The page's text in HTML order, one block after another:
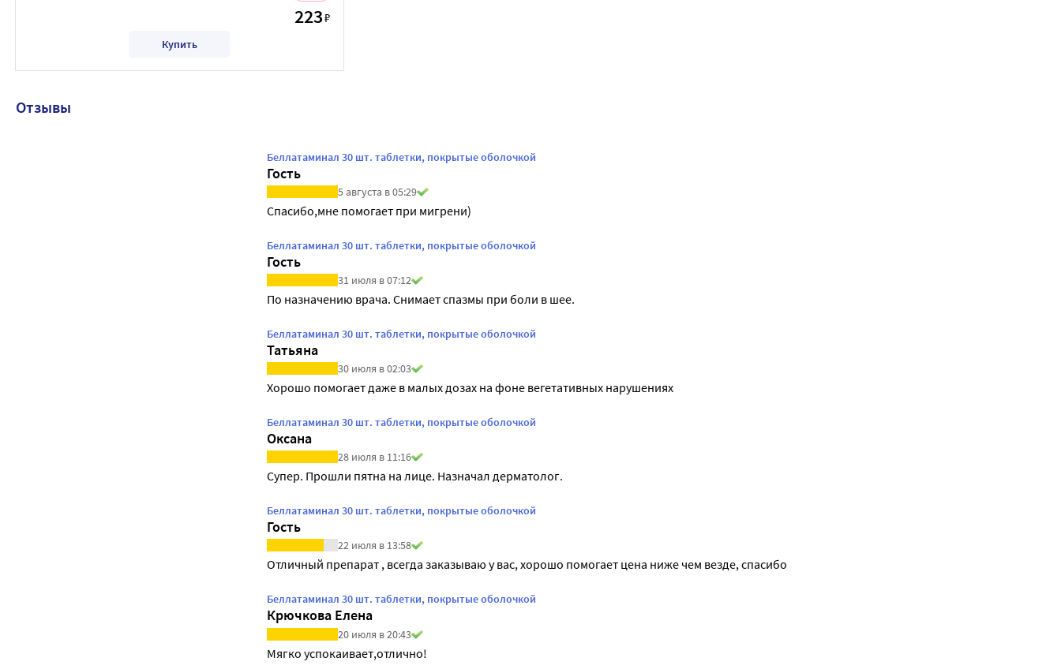
223₽
Купить
Отзывы
Беллатаминал 30 шт. таблетки, покрытые оболочкой
Гость
5 августа в 05:29
Спасибо,мне помогает при мигрени)
Беллатаминал 30 шт. таблетки, покрытые оболочкой
Гость
31 июля в 07:12
По назначению врача. Снимает спазмы при боли в шее.
Беллатаминал 30 шт. таблетки, покрытые оболочкой
Татьяна
30 июля в 02:03
Хорошо помогает даже в малых дозах на фоне вегетативных нарушениях
Беллатаминал 30 шт. таблетки, покрытые оболочкой
Оксана
28 июля в 11:16
Супер. Прошли пятна на лице. Назначал дерматолог.
Беллатаминал 30 шт. таблетки, покрытые оболочкой
Гость
22 июля в 13:58
Отличный препарат , всегда заказываю у вас, хорошо помогает цена ниже чем везде, спасибо
Беллатаминал 30 шт. таблетки, покрытые оболочкой
Крючкова Елена
20 июля в 20:43
Мягко успокаивает,отлично!